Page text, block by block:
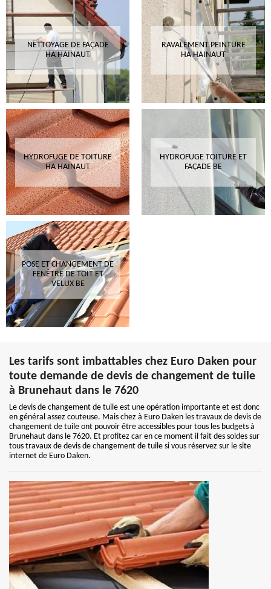
NETTOYAGE DE FAÇADE
HA HAINAUT
RAVALEMENT PEINTURE
HA HAINAUT
HYDROFUGE DE TOITURE
HA HAINAUT
HYDROFUGE TOITURE ET
FAÇADE BE
POSE ET CHANGEMENT DE
FENÊTRE DE TOIT ET
VELUX BE
Les tarifs sont imbattables chez Euro Daken pour
toute demande de devis de changement de tuile
à Brunehaut dans le 7620
Le devis de changement de tuile est une opération importante et est donc
en général assez couteuse. Mais chez à Euro Daken les travaux de devis de
changement de tuile ont pouvoir être accessibles pour tous les budgets à
Brunehaut dans le 7620. Et profitez car en ce moment il fait des soldes sur
tous travaux de devis de changement de tuile si vous réservez sur le site
internet de Euro Daken.